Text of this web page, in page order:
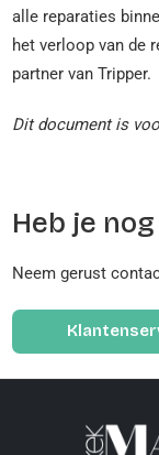
alle reparaties
het verloop van de
partner van Tripper.
Dit document is
Heb je
Neem gerust